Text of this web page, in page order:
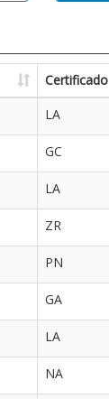
Certificado
LA
GC
LA
ZR
PN
GA
LA
NA